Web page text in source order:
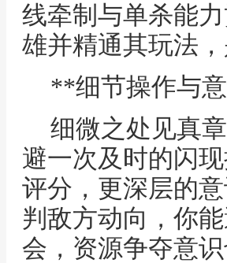
线牵制与单杀能
雄并精通其玩法
**细节操作与
细微之处见真
避一次及时的闪
评分，更深层的
判敌方动向，你
会，资源争夺意